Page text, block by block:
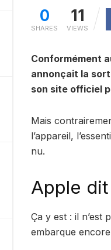
0
SHARES
11
VIEWS
Conformément
annonçait la
son site officiel
Mais
l’appareil,
nu.
Apple
Ça y est : il n’est
embarque